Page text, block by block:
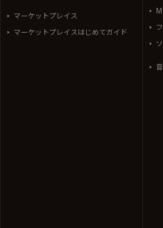
マーケットプレイス
マーケットプレイスはじめてガイド